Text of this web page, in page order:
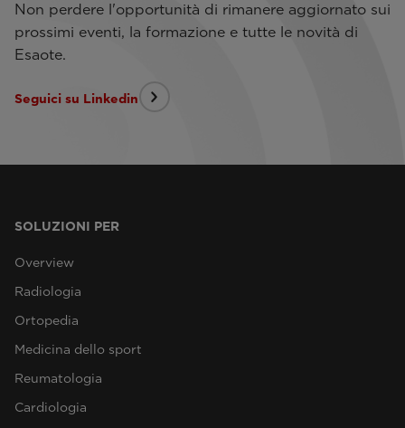
Non perdere l'opportunità di rimanere aggiornato sui
prossimi eventi, la formazione e tutte le novità di
Esaote.
Seguici su Linkedin
SOLUZIONI PER
Overview
Radiologia
Ortopedia
Medicina dello sport
Reumatologia
Cardiologia